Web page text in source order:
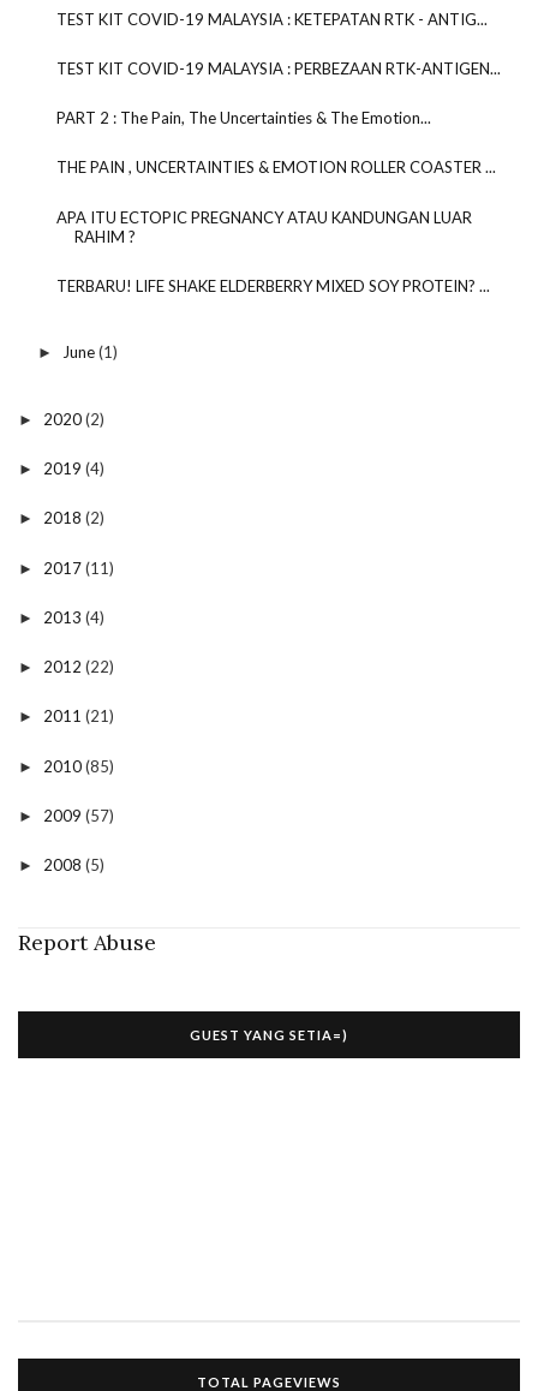
TEST KIT COVID-19 MALAYSIA : KETEPATAN RTK - ANTIG...
TEST KIT COVID-19 MALAYSIA : PERBEZAAN RTK-ANTIGEN...
PART 2 : The Pain, The Uncertainties & The Emotion...
THE PAIN , UNCERTAINTIES & EMOTION ROLLER COASTER ...
APA ITU ECTOPIC PREGNANCY ATAU KANDUNGAN LUAR
RAHIM ?
TERBARU! LIFE SHAKE ELDERBERRY MIXED SOY PROTEIN? ...
► June(1)
► 2020(2)
► 2019 (4)
► 2018 (2)
► 2017(11)
► 2013 (4)
► 2012 (22)
► 2011 (21)
► 2010(85)
► 2009 (57)
► 2008 (5)
Report Abuse
GUEST YANG SETIA=)
TOTAL PAGEVIEWS